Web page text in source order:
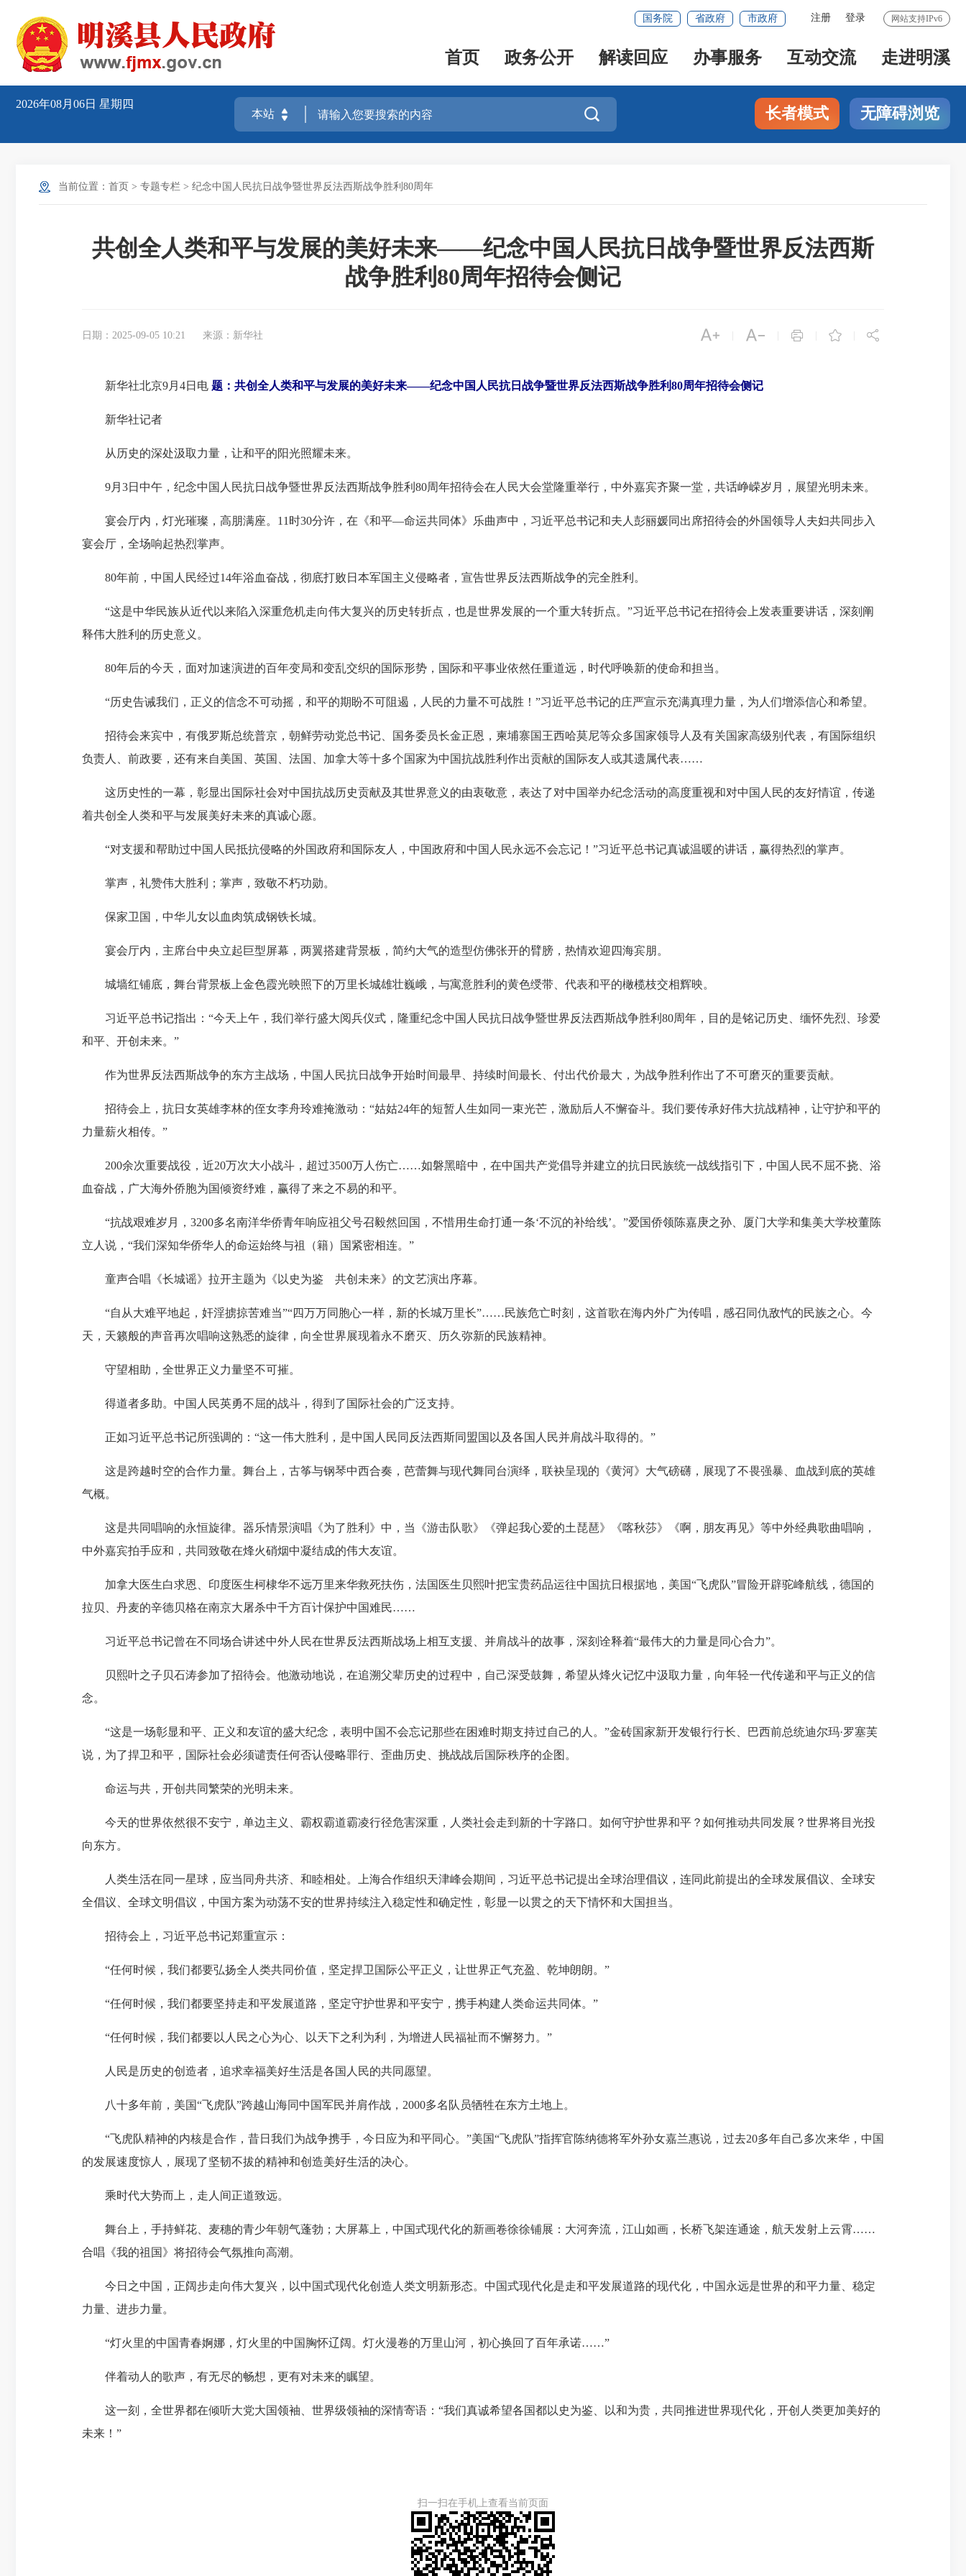
网站支持IPv6
注册 登录
国务院 省政府 市政府
首页 政务公开 解读回应 办事服务 互动交流 走进明溪
2026年08月06日 星期四
 长者模式 无障碍浏览
当前位置： 首页 > 专题专栏 > 纪念中国人民抗日战争暨世界反法西斯战争胜利80周年
共创全人类和平与发展的美好未来——纪念中国人民抗日战争暨世界反法西斯
战争胜利80周年招待会侧记
日期：2025-09-05 10:21 来源：新华社     
新华社北京9月4日电 题：共创全人类和平与发展的美好未来——纪念中国人民抗日战争暨世界反法西斯战争胜利80周年招待会侧记
新华社记者
从历史的深处汲取力量，让和平的阳光照耀未来。
9月3日中午，纪念中国人民抗日战争暨世界反法西斯战争胜利80周年招待会在人民大会堂隆重举行，中外嘉宾齐聚一堂，共话峥嵘岁月，展望光明未来。
宴会厅内，灯光璀璨，高朋满座。11时30分许，在《和平—命运共同体》乐曲声中，习近平总书记和夫人彭丽媛同出席招待会的外国领导人夫妇共同步入
宴会厅，全场响起热烈掌声。
80年前，中国人民经过14年浴血奋战，彻底打败日本军国主义侵略者，宣告世界反法西斯战争的完全胜利。
“这是中华民族从近代以来陷入深重危机走向伟大复兴的历史转折点，也是世界发展的一个重大转折点。”习近平总书记在招待会上发表重要讲话，深刻阐
释伟大胜利的历史意义。
80年后的今天，面对加速演进的百年变局和变乱交织的国际形势，国际和平事业依然任重道远，时代呼唤新的使命和担当。
“历史告诫我们，正义的信念不可动摇，和平的期盼不可阻遏，人民的力量不可战胜！”习近平总书记的庄严宣示充满真理力量，为人们增添信心和希望。
招待会来宾中，有俄罗斯总统普京，朝鲜劳动党总书记、国务委员长金正恩，柬埔寨国王西哈莫尼等众多国家领导人及有关国家高级别代表，有国际组织
负责人、前政要，还有来自美国、英国、法国、加拿大等十多个国家为中国抗战胜利作出贡献的国际友人或其遗属代表……
这历史性的一幕，彰显出国际社会对中国抗战历史贡献及其世界意义的由衷敬意，表达了对中国举办纪念活动的高度重视和对中国人民的友好情谊，传递
着共创全人类和平与发展美好未来的真诚心愿。
“对支援和帮助过中国人民抵抗侵略的外国政府和国际友人，中国政府和中国人民永远不会忘记！”习近平总书记真诚温暖的讲话，赢得热烈的掌声。
掌声，礼赞伟大胜利；掌声，致敬不朽功勋。
保家卫国，中华儿女以血肉筑成钢铁长城。
宴会厅内，主席台中央立起巨型屏幕，两翼搭建背景板，简约大气的造型仿佛张开的臂膀，热情欢迎四海宾朋。
城墙红铺底，舞台背景板上金色霞光映照下的万里长城雄壮巍峨，与寓意胜利的黄色绶带、代表和平的橄榄枝交相辉映。
习近平总书记指出：“今天上午，我们举行盛大阅兵仪式，隆重纪念中国人民抗日战争暨世界反法西斯战争胜利80周年，目的是铭记历史、缅怀先烈、珍爱
和平、开创未来。”
作为世界反法西斯战争的东方主战场，中国人民抗日战争开始时间最早、持续时间最长、付出代价最大，为战争胜利作出了不可磨灭的重要贡献。
招待会上，抗日女英雄李林的侄女李舟玲难掩激动：“姑姑24年的短暂人生如同一束光芒，激励后人不懈奋斗。我们要传承好伟大抗战精神，让守护和平的
力量薪火相传。”
200余次重要战役，近20万次大小战斗，超过3500万人伤亡……如磐黑暗中，在中国共产党倡导并建立的抗日民族统一战线指引下，中国人民不屈不挠、浴
血奋战，广大海外侨胞为国倾资纾难，赢得了来之不易的和平。
“抗战艰难岁月，3200多名南洋华侨青年响应祖父号召毅然回国，不惜用生命打通一条‘不沉的补给线’。”爱国侨领陈嘉庚之孙、厦门大学和集美大学校董陈
立人说，“我们深知华侨华人的命运始终与祖（籍）国紧密相连。”
童声合唱《长城谣》拉开主题为《以史为鉴 共创未来》的文艺演出序幕。
“自从大难平地起，奸淫掳掠苦难当”“四万万同胞心一样，新的长城万里长”……民族危亡时刻，这首歌在海内外广为传唱，感召同仇敌忾的民族之心。今
天，天籁般的声音再次唱响这熟悉的旋律，向全世界展现着永不磨灭、历久弥新的民族精神。
守望相助，全世界正义力量坚不可摧。
得道者多助。中国人民英勇不屈的战斗，得到了国际社会的广泛支持。
正如习近平总书记所强调的：“这一伟大胜利，是中国人民同反法西斯同盟国以及各国人民并肩战斗取得的。”
这是跨越时空的合作力量。舞台上，古筝与钢琴中西合奏，芭蕾舞与现代舞同台演绎，联袂呈现的《黄河》大气磅礴，展现了不畏强暴、血战到底的英雄
气概。
这是共同唱响的永恒旋律。器乐情景演唱《为了胜利》中，当《游击队歌》《弹起我心爱的土琵琶》《喀秋莎》《啊，朋友再见》等中外经典歌曲唱响，
中外嘉宾拍手应和，共同致敬在烽火硝烟中凝结成的伟大友谊。
加拿大医生白求恩、印度医生柯棣华不远万里来华救死扶伤，法国医生贝熙叶把宝贵药品运往中国抗日根据地，美国“飞虎队”冒险开辟驼峰航线，德国的
拉贝、丹麦的辛德贝格在南京大屠杀中千方百计保护中国难民……
习近平总书记曾在不同场合讲述中外人民在世界反法西斯战场上相互支援、并肩战斗的故事，深刻诠释着“最伟大的力量是同心合力”。
贝熙叶之子贝石涛参加了招待会。他激动地说，在追溯父辈历史的过程中，自己深受鼓舞，希望从烽火记忆中汲取力量，向年轻一代传递和平与正义的信
念。
“这是一场彰显和平、正义和友谊的盛大纪念，表明中国不会忘记那些在困难时期支持过自己的人。”金砖国家新开发银行行长、巴西前总统迪尔玛·罗塞芙
说，为了捍卫和平，国际社会必须谴责任何否认侵略罪行、歪曲历史、挑战战后国际秩序的企图。
命运与共，开创共同繁荣的光明未来。
今天的世界依然很不安宁，单边主义、霸权霸道霸凌行径危害深重，人类社会走到新的十字路口。如何守护世界和平？如何推动共同发展？世界将目光投
向东方。
人类生活在同一星球，应当同舟共济、和睦相处。上海合作组织天津峰会期间，习近平总书记提出全球治理倡议，连同此前提出的全球发展倡议、全球安
全倡议、全球文明倡议，中国方案为动荡不安的世界持续注入稳定性和确定性，彰显一以贯之的天下情怀和大国担当。
招待会上，习近平总书记郑重宣示：
“任何时候，我们都要弘扬全人类共同价值，坚定捍卫国际公平正义，让世界正气充盈、乾坤朗朗。”
“任何时候，我们都要坚持走和平发展道路，坚定守护世界和平安宁，携手构建人类命运共同体。”
“任何时候，我们都要以人民之心为心、以天下之利为利，为增进人民福祉而不懈努力。”
人民是历史的创造者，追求幸福美好生活是各国人民的共同愿望。
八十多年前，美国“飞虎队”跨越山海同中国军民并肩作战，2000多名队员牺牲在东方土地上。
“飞虎队精神的内核是合作，昔日我们为战争携手，今日应为和平同心。”美国“飞虎队”指挥官陈纳德将军外孙女嘉兰惠说，过去20多年自己多次来华，中国
的发展速度惊人，展现了坚韧不拔的精神和创造美好生活的决心。
乘时代大势而上，走人间正道致远。
舞台上，手持鲜花、麦穗的青少年朝气蓬勃；大屏幕上，中国式现代化的新画卷徐徐铺展：大河奔流，江山如画，长桥飞架连通途，航天发射上云霄……
合唱《我的祖国》将招待会气氛推向高潮。
今日之中国，正阔步走向伟大复兴，以中国式现代化创造人类文明新形态。中国式现代化是走和平发展道路的现代化，中国永远是世界的和平力量、稳定
力量、进步力量。
“灯火里的中国青春婀娜，灯火里的中国胸怀辽阔。灯火漫卷的万里山河，初心换回了百年承诺……”
伴着动人的歌声，有无尽的畅想，更有对未来的瞩望。
这一刻，全世界都在倾听大党大国领袖、世界级领袖的深情寄语：“我们真诚希望各国都以史为鉴、以和为贵，共同推进世界现代化，开创人类更加美好的
未来！”
扫一扫在手机上查看当前页面